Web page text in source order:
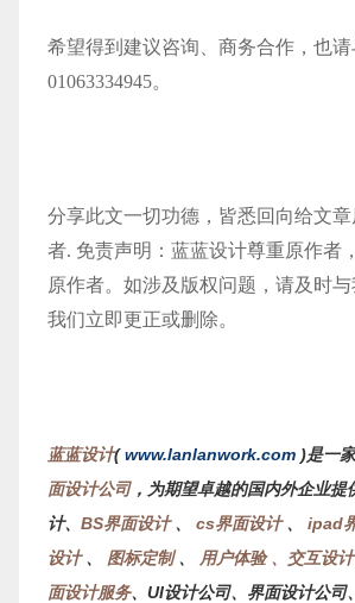
希望得到建议咨询、商务合作，也
01063334945。
分享此文一切功德，皆悉回向给文
者. 免责声明：蓝蓝设计尊重原作者
原作者。如涉及版权问题，请及时与
我们立即更正或删除。
蓝蓝设计(www.lanlanwork.com )是一
面设计公司，为期望卓越的国内外企业提
计、 BS界面设计、 cs界面设计、 ipad
设计、 图标定制、 用户体验 、交互设计
面设计服务、 UI设计公司、界面设计公司